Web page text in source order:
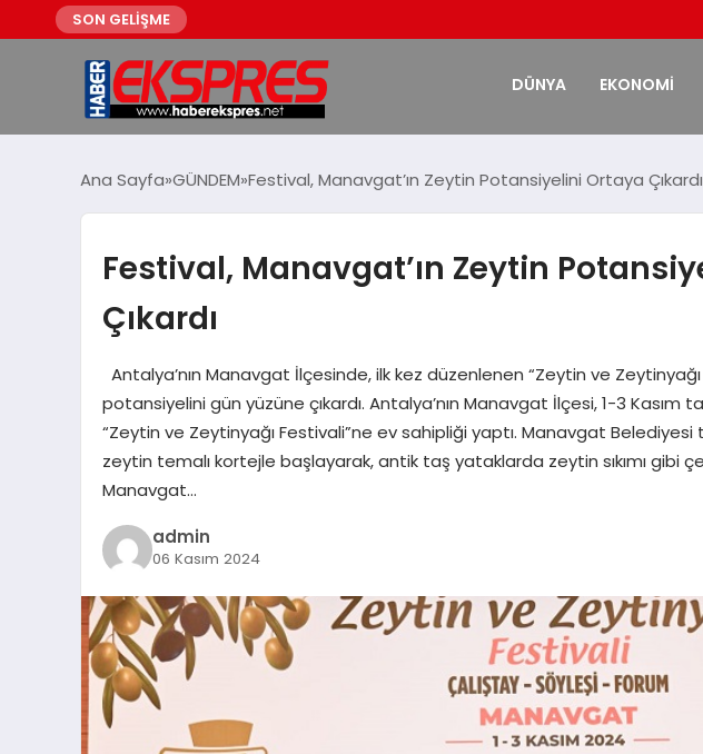
SON GELİŞME
DÜNYA EKONOMİ
Ana Sayfa GÜNDEM Festival, Manavgat’ın Zeytin Potansiyelini Ortaya Çıkardı
Festival, Manavgat’ın Zeytin
Çıkardı
Antalya’nın Manavgat İlçesinde, ilk kez düzenlenen “Zeytin ve
potansiyelini gün yüzüne çıkardı. Antalya’nın Manavgat İlçesi, 1-3 Kasım
“Zeytin ve Zeytinyağı Festivali”ne ev sahipliği yaptı. Manavgat
zeytin temalı kortejle başlayarak, antik taş yataklarda zeytin sıkımı gibi
Manavgat…
admin
06 Kasım 2024